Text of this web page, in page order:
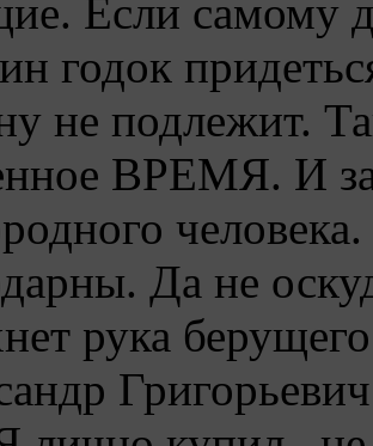
Если самому
годок
не подлежит.
ВРЕМЯ. И
Да не
рука